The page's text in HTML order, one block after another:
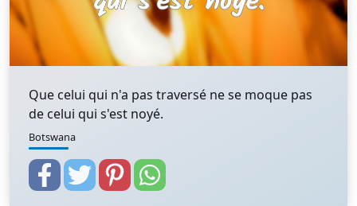
Que celui qui n'a pas traversé ne se moque pas
de celui qui s'est noyé.
Botswana